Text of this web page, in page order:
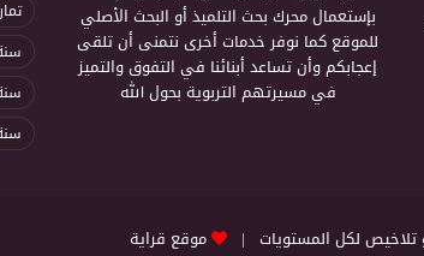
بإستعمال محرك بحث التلميذ أو البحث الأصلي
للموقع كما نوفر خدمات أخرى نتمنى أن تلقى
إعجابكم وأن تساعد أبنائنا في التفوق والتميز
في مسيرتهم التربوية بحول الله
موقع قراية